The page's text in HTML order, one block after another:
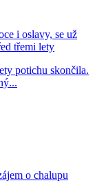
i oslavy, se už
třemi lety
potichu skončila.
o chalupu